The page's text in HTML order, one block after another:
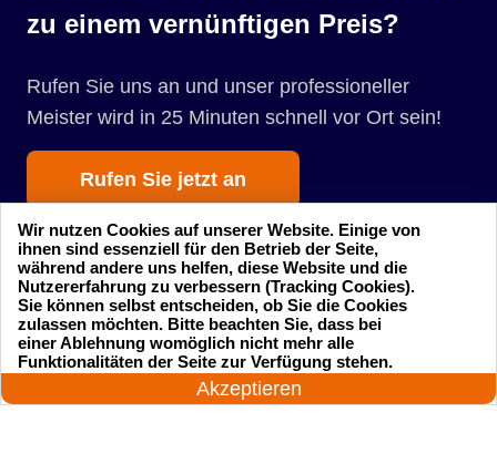
zu einem vernünftigen Preis?
Rufen Sie uns an und unser professioneller
Meister wird in 25 Minuten schnell vor Ort sein!
Rufen Sie jetzt an
Startseite Einsatzgebiete
Preise
24 Stunden am Tag
Akzeptieren
Wir nutzen Cookies auf unserer Website. Einige von
ihnen sind essenziell für den Betrieb der Seite,
während andere uns helfen, diese Website und die
Nutzererfahrung zu verbessern (Tracking Cookies).
Sie können selbst entscheiden, ob Sie die Cookies
zulassen möchten. Bitte beachten Sie, dass bei
einer Ablehnung womöglich nicht mehr alle
Funktionalitäten der Seite zur Verfügung stehen.